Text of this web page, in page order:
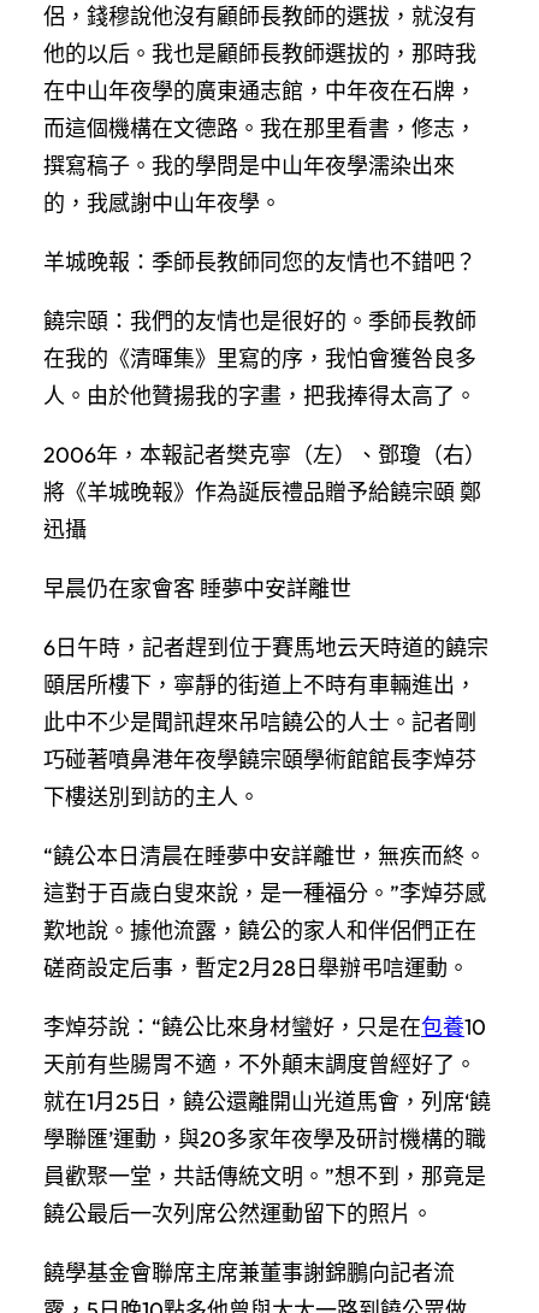
侶，錢穆說他沒有顧師長教師的選拔，就沒有
他的以后。我也是顧師長教師選拔的，那時我
在中山年夜學的廣東通志館，中年夜在石牌，
而這個機構在文德路。我在那里看書，修志，
撰寫稿子。我的學問是中山年夜學濡染出來
的，我感謝中山年夜學。
羊城晚報：季師長教師同您的友情也不錯吧？
饒宗頤：我們的友情也是很好的。季師長教師
在我的《清暉集》里寫的序，我怕會獲咎良多
人。由於他贊揚我的字畫，把我捧得太高了。
2006年，本報記者樊克寧（左）、鄧瓊（右）
將《羊城晚報》作為誕辰禮品贈予給饒宗頤 鄭
迅攝
早晨仍在家會客 睡夢中安詳離世
6日午時，記者趕到位于賽馬地云天時道的饒宗
頤居所樓下，寧靜的街道上不時有車輛進出，
此中不少是聞訊趕來吊唁饒公的人士。記者剛
巧碰著噴鼻港年夜學饒宗頤學術館館長李焯芬
下樓送別到訪的主人。
“饒公本日清晨在睡夢中安詳離世，無疾而終。
這對于百歲白叟來說，是一種福分。”李焯芬感
歎地說。據他流露，饒公的家人和伴侶們正在
磋商設定后事，暫定2月28日舉辦弔唁運動。
李焯芬說：“饒公比來身材蠻好，只是在包養10
天前有些腸胃不適，不外顛末調度曾經好了。
就在1月25日，饒公還離開山光道馬會，列席‘饒
學聯匯’運動，與20多家年夜學及研討機構的職
員歡聚一堂，共話傳統文明。”想不到，那竟是
饒公最后一次列席公然運動留下的照片。
饒學基金會聯席主席兼董事謝錦鵬向記者流